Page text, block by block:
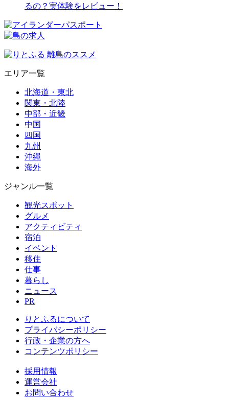
るの？実体験をレビュー！
エリア一覧
北海道・東北
関東・北陸
中部・近畿
中国
四国
九州
沖縄
海外
ジャンル一覧
観光スポット
グルメ
アクティビティ
宿泊
イベント
移住
仕事
暮らし
ニュース
PR
りとふるについて
プライバシーポリシー
行政・企業の方へ
コンテンツポリシー
採用情報
運営会社
お問い合わせ